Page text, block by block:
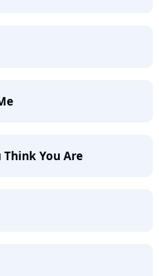
Think You Are